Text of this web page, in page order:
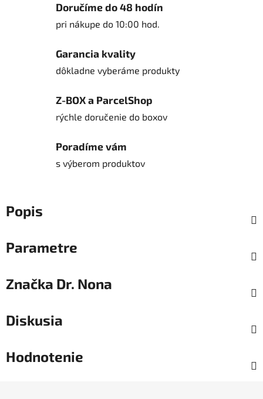
Doručíme do 48 hodín
pri nákupe do 10:00 hod.
Garancia kvality
dôkladne vyberáme produkty
Z-BOX a ParcelShop
rýchle doručenie do boxov
Poradíme vám
s výberom produktov
Popis
Parametre
Značka Dr. Nona
Diskusia
Hodnotenie